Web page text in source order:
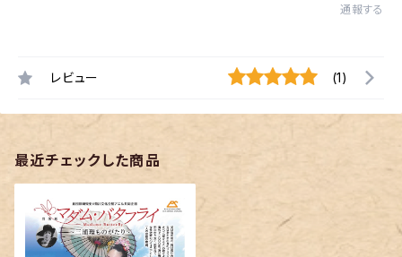
通報する
レビュー (1)
最近チェックした商品